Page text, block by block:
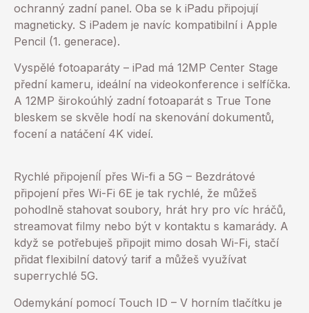
ochranný zadní panel. Oba se k iPadu připojují
magneticky. S iPadem je navíc kompatibilní i Apple
Pencil (1. generace).
Vyspělé fotoaparáty – iPad má 12MP Center Stage
přední kameru, ideální na videokonference i selfíčka.
A 12MP širokoúhlý zadní fotoaparát s True Tone
bleskem se skvěle hodí na skenování dokumentů,
focení a natáčení 4K videí.
Rychlé připojeníÍ přes Wi-fi a 5G – Bezdrátové
připojení přes Wi-Fi 6E je tak rychlé, že můžeš
pohodlně stahovat soubory, hrát hry pro víc hráčů,
streamovat filmy nebo být v kontaktu s kamarády. A
když se potřebuješ připojit mimo dosah Wi-Fi, stačí
přidat flexibilní datový tarif a můžeš využívat
superrychlé 5G.
Odemykání pomocí Touch ID – V horním tlačítku je